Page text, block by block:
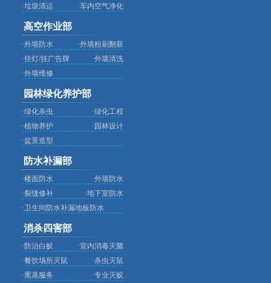
·垃圾清运 ·车内空气净化
高空作业部
·外墙防水 ·外墙粉刷翻新
·挂灯/挂广告牌 ·外墙清洗
·外墙维修
园林绿化养护部
·绿化杀虫 ·绿化工程
·植物养护 · 园林设计
·盆景造型
防水补漏部
·楼面防水 ·外墙防水
·裂缝修补 ·地下室防水
·卫生间防水补漏地板防水
消杀四害部
· 防治白蚁 ·室内消毒灭菌
·餐饮场所灭鼠 ·杀虫灭鼠
·熏蒸服务 ·专业灭蚁